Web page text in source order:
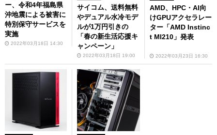
ー、令和4年福島県
沖地震による被害に
特別保守サービスを
実施
2022年03月18日 14:30
サイコム、送料無料
やデュアル水冷モデ
ルが1万円引きの
「春の新生活応援キ
ャンペーン」
2022年03月18日 19:00
AMD、HPC・AI向
けGPUアクセラレー
ター「AMD Instinc
t MI210」発表
2022年03月23日 16:30